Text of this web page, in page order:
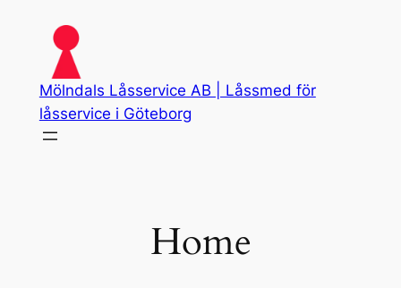
content
Mölndals Låsservice AB | Låssmed för
låsservice i Göteborg
Home